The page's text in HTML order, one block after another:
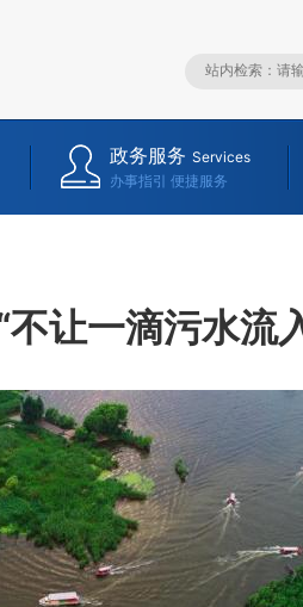
政务服务 Services
办事指引 便捷服务
让一滴污水流